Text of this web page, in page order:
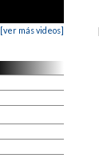
[ver más videos]